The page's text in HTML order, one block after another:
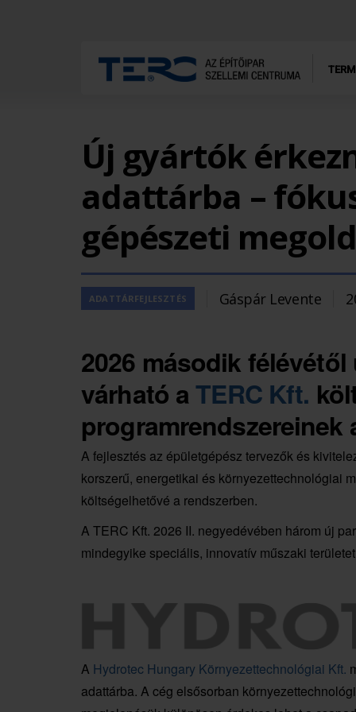
Új gyártók
adattárba –
gépészeti
ADATTÁRFEJLESZTÉS Gáspár Levente
2026 második
várható aTERC Kft.
programrendszereinek
A fejlesztés az épületgépész tervezők és
korszerű, energetikai és környezettechnológiai
költségelhetővé a rendszerben.
A TERC Kft. 2026 II. negyedévében három új
mindegyike speciális, innovatív műszaki
A Hydrotec Hungary Környezettechnológiai Kft.
adattárba. A cég elsősorban